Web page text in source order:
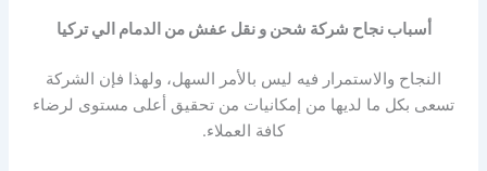
أسباب نجاح شركة شحن و نقل عفش من الدمام الي تركيا
النجاح والاستمرار فيه ليس بالأمر السهل، ولهذا فإن الشركة
تسعى بكل ما لديها من إمكانيات من تحقيق أعلى مستوى لرضاء
كافة العملاء.